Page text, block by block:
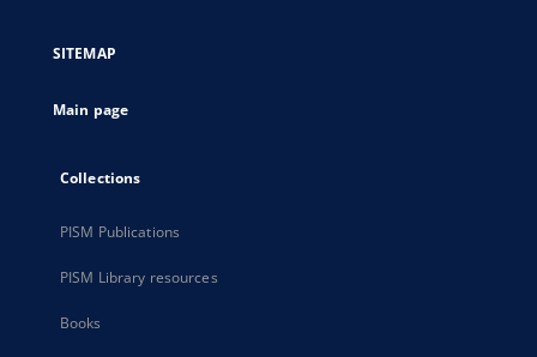
new
SITEMAP
Main page
Collections
PISM Publications
PISM Library resources
Books